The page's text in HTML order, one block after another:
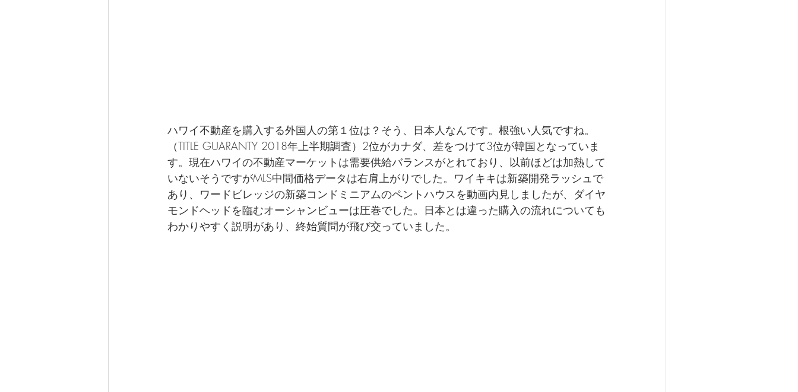
ハワイ不動産を購入する外国人の第１位は？そう、日本人なんです。根強い人気ですね。
（TITLE GUARANTY 2018年上半期調査）2位がカナダ、差をつけて3位が韓国となっていま
す。現在ハワイの不動産マーケットは需要供給バランスがとれており、以前ほどは加熱して
いないそうですがMLS中間価格データは右肩上がりでした。ワイキキは新築開発ラッシュで
あり、ワードビレッジの新築コンドミニアムのペントハウスを動画内見しましたが、ダイヤ
モンドヘッドを臨むオーシャンビューは圧巻でした。日本とは違った購入の流れについても
わかりやすく説明があり、終始質問が飛び交っていました。